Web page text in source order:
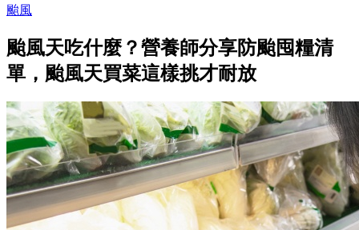
颱風
颱風天吃什麼？營養師分享防颱囤糧清
單，颱風天買菜這樣挑才耐放